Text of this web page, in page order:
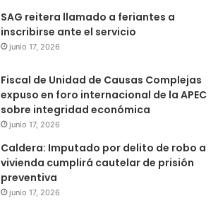
SAG reitera llamado a feriantes a
inscribirse ante el servicio
junio 17, 2026
Fiscal de Unidad de Causas Complejas
expuso en foro internacional de la APEC
sobre integridad económica
junio 17, 2026
Caldera: Imputado por delito de robo a
vivienda cumplirá cautelar de prisión
preventiva
junio 17, 2026